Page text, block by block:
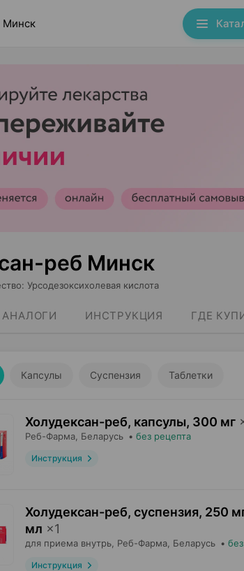
Минск
реб Минск
: Урсодезоксихолевая кислота
АНАЛОГИ ИНСТРУКЦИЯ ГДЕ
Капсулы Суспензия Таблетки
Холудексан-реб, капсулы, 300 мг
Реб-Фарма , Беларусь • без рецепта
Инструкция
Холудексан-реб, суспензия, 250
мл ×1
для приема внутрь, Реб-Фарма , Беларусь •
Инструкция